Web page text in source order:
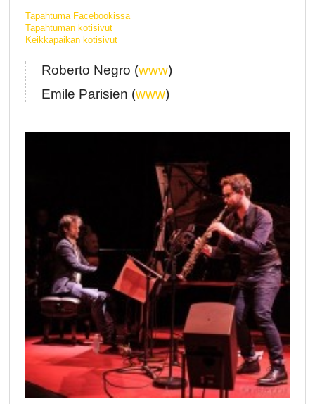
Tapahtuma Facebookissa
Tapahtuman kotisivut
Keikkapaikan kotisivut
Roberto Negro (www)
Emile Parisien (www)